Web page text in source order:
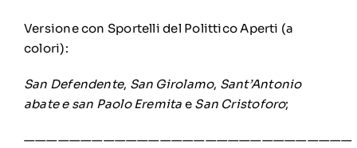
Versione con Sportelli del Polittico Aperti (a
colori):
San Defendente, San Girolamo, Sant’Antonio
abatee san Paolo Eremita e San Cristoforo;
—————————————————————————————